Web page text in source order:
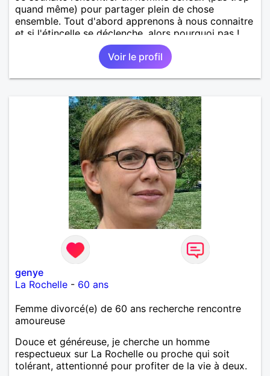
quand même) pour partager plein de chose
ensemble. Tout d'abord apprenons à nous connaitre
et si l'étincelle se déclenche, alors pourquoi pas !
Voir le profil
genye
La Rochelle - 60 ans
Femme divorcé(e) de 60 ans recherche rencontre
amoureuse
Douce et généreuse, je cherche un homme
respectueux sur La Rochelle ou proche qui soit
tolérant, attentionné pour profiter de la vie à deux.